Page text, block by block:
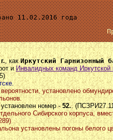
11.02.2016 года
, какИркутский Гарнизонный
иИнвалидных команд Иркутской
установлено
номер -52..
Сибирского корпуса,
установлены погоны белого